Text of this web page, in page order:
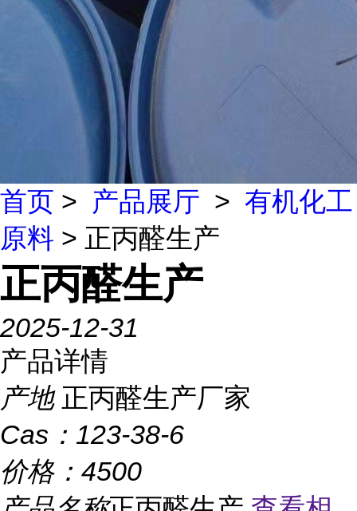
首页 > 产品展厅 > 有机化工
原料 > 正丙醛生产
正丙醛生产
2025-12-31
产品详情
产地 正丙醛生产厂家
Cas： 123-38-6
价格： 4500